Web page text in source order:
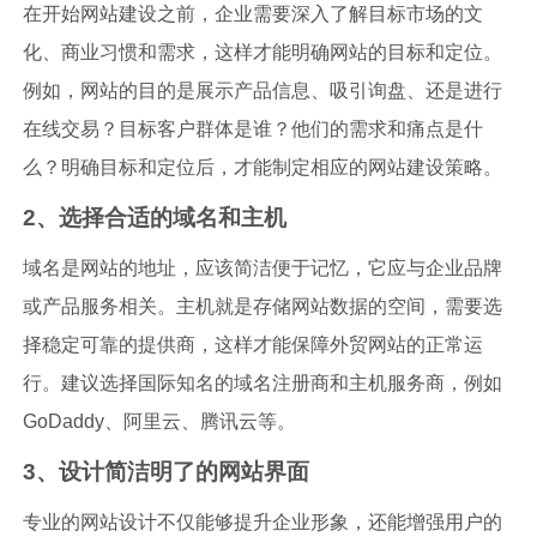
在开始网站建设之前，企业需要深入了解目标市场的文
化、商业习惯和需求，这样才能明确网站的目标和定位。
例如，网站的目的是展示产品信息、吸引询盘、还是进行
在线交易？目标客户群体是谁？他们的需求和痛点是什
么？明确目标和定位后，才能制定相应的网站建设策略。
2、选择合适的域名和主机
域名是网站的地址，应该简洁便于记忆，它应与企业品牌
或产品服务相关。主机就是存储网站数据的空间，需要选
择稳定可靠的提供商，这样才能保障外贸网站的正常运
行。建议选择国际知名的域名注册商和主机服务商，例如
GoDaddy、阿里云、腾讯云等。
3、设计简洁明了的网站界面
专业的网站设计不仅能够提升企业形象，还能增强用户的